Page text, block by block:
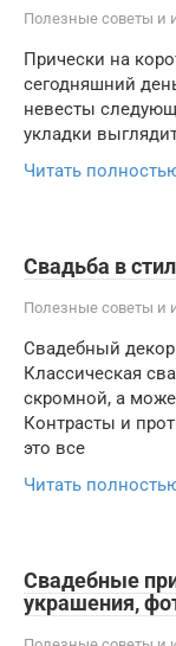
Полезные советы и
Прически на
сегодняшний
невесты
укладки
Читать
Свадьба в
Полезные советы и
Свадебный
Классическая
скромной, а
Контрасты и
это все
Читать
Свадебные
украшения,